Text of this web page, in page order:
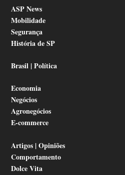
ASP News
Mobilidade
Segurança
História de SP
Brasil | Política
Economia
Negócios
Agronegócios
E-commerce
Artigos | Opiniões
Comportamento
Dolce Vita